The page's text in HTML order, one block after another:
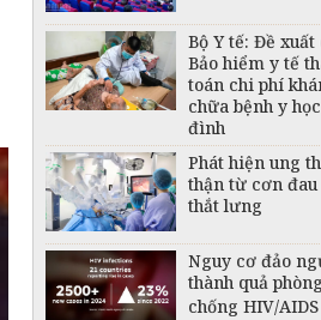
Bộ Y tế: Đề xuất
Bảo hiểm y tế
toán chi phí
chữa bệnh y
đình
Phát hiện ung
thận từ cơn đau
thắt lưng
Nguy cơ đảo
thành quả
chống HIV/AIDS